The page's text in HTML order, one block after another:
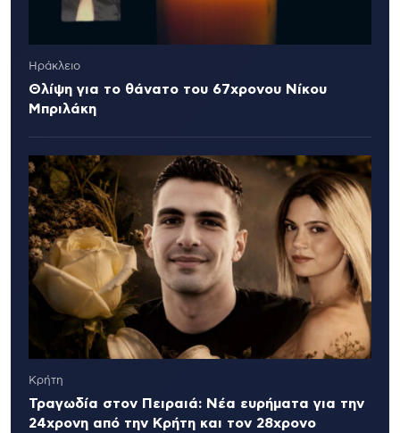
Ηράκλειο
Θλίψη για το θάνατο του 67χρονου Νίκου
Μπριλάκη
Κρήτη
Τραγωδία στον Πειραιά: Νέα ευρήματα για την
24χρονη από την Κρήτη και τον 28χρονο